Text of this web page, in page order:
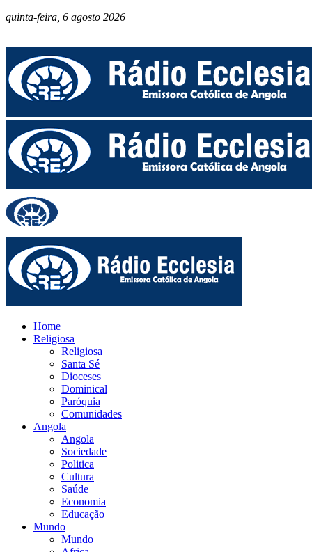
quinta-feira, 6 agosto 2026
Home
Religiosa
Religiosa
Santa Sé
Dioceses
Dominical
Paróquia
Comunidades
Angola
Angola
Sociedade
Politica
Cultura
Saúde
Economia
Educação
Mundo
Mundo